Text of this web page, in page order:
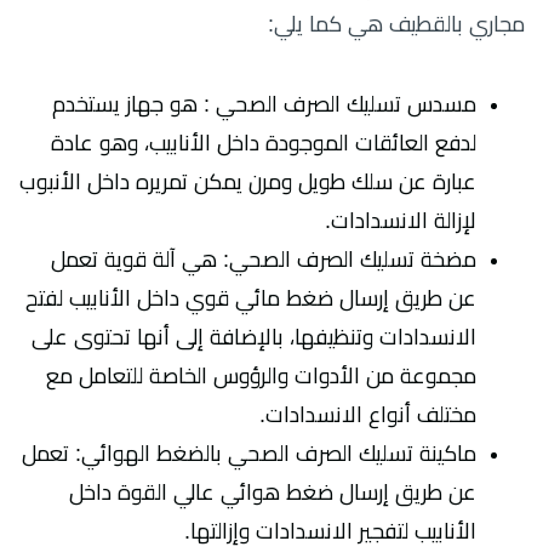
مجاري بالقطيف هي كما يلي:
مسدس تسليك الصرف الصحي : هو جهاز يستخدم
لدفع العائقات الموجودة داخل الأنابيب، وهو عادة
عبارة عن سلك طويل ومرن يمكن تمريره داخل الأنبوب
لإزالة الانسدادات.
مضخة تسليك الصرف الصحي: هي آلة قوية تعمل
عن طريق إرسال ضغط مائي قوي داخل الأنابيب لفتح
الانسدادات وتنظيفها، بالإضافة إلى أنها تحتوى على
مجموعة من الأدوات والرؤوس الخاصة للتعامل مع
مختلف أنواع الانسدادات.
ماكينة تسليك الصرف الصحي بالضغط الهوائي: تعمل
عن طريق إرسال ضغط هوائي عالي القوة داخل
الأنابيب لتفجير الانسدادات وإزالتها.